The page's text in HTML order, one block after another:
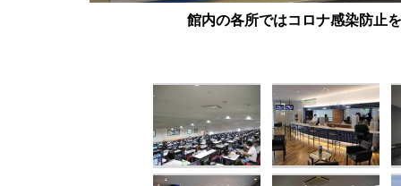
館内の各所ではコロナ感染防止